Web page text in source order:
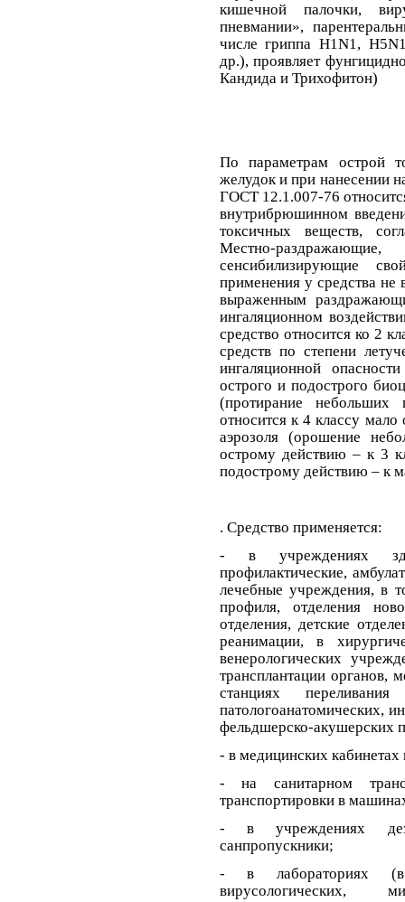
кишечной палочки,
пневмании»,
числе гриппа Н1N1,
др.), проявляет
Кандида и Трихофитон)
По параметрам острой
желудок и при нанесении
ГОСТ 12.1.007-76
внутрибрюшинном
токсичных веществ,
Местно-
сенсибилизирующие
применения у средства
выраженным
ингаляционном
средство относится ко 2
средств по степени
ингаляционной
острого и подострого
(протирание небольших
относится к 4 классу
аэрозоля (орошение
острому действию – к 3
подострому действию – к
. Средство применяется:
- в учреждениях
профилактические,
лечебные учреждения, в
профиля, отделения
отделения, детские
реанимации, в
венерологических
трансплантации органов,
станциях
патологоанатомических,
фельдшерско-акушерских
- в медицинских
- на санитарном
транспортировки в
- в учреждениях
санпропускники;
- в лабораториях (в
вирусологических,